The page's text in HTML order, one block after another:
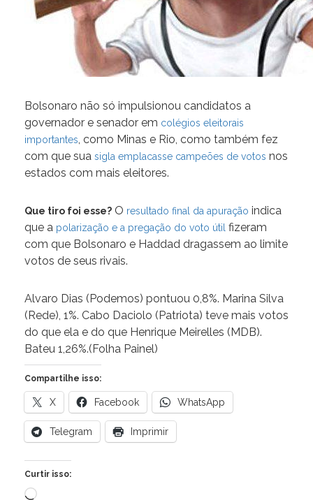
Bolsonaro não só impulsionou candidatos a
governador e senador em colégios eleitorais
importantes, como Minas e Rio, como também fez
com que sua sigla emplacasse campeões de votos nos
estados com mais eleitores.
Que tiro foi esse? O resultado final da apuração indica
que a polarização e a pregação do voto útil fizeram
com que Bolsonaro e Haddad dragassem ao limite
votos de seus rivais.
Alvaro Dias (Podemos) pontuou 0,8%. Marina Silva
(Rede), 1%. Cabo Daciolo (Patriota) teve mais votos
do que ela e do que Henrique Meirelles (MDB).
Bateu 1,26%.(Folha Painel)
Compartilhe isso:
X Facebook WhatsApp
Telegram Imprimir
Curtir isso:
Carregando...